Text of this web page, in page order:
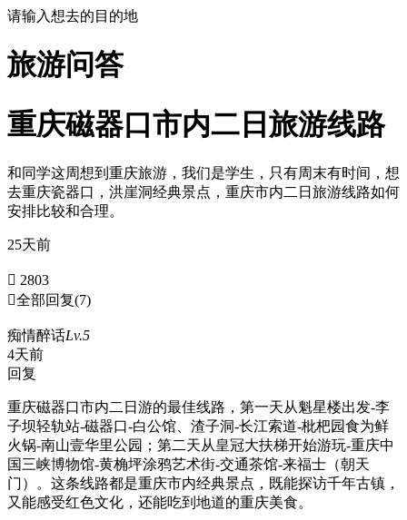
请输入想去的目的地
旅游问答
重庆磁器口市内二日旅游线路
和同学这周想到重庆旅游，我们是学生，只有周末有时间，想
去重庆瓷器口，洪崖洞经典景点，重庆市内二日旅游线路如何
安排比较和合理。
25天前
 2803
全部回复(7)
痴情醉话Lv.5
4天前
回复
重庆磁器口市内二日游的最佳线路，第一天从魁星楼出发-李
子坝轻轨站-磁器口-白公馆、渣子洞-长江索道-枇杷园食为鲜
火锅-南山壹华里公园；第二天从皇冠大扶梯开始游玩-重庆中
国三峡博物馆-黄桷坪涂鸦艺术街-交通茶馆-来福士（朝天
门）。这条线路都是重庆市内经典景点，既能探访千年古镇，
又能感受红色文化，还能吃到地道的重庆美食。